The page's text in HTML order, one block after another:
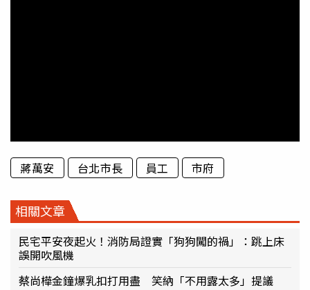
蔣萬安 台北市長 員工 市府
相關文章
民宅平安夜起火！消防局證實「狗狗闖的禍」：跳上床
誤開吹風機
蔡尚樺金鐘爆乳扣打用盡 笑納「不用露太多」提議